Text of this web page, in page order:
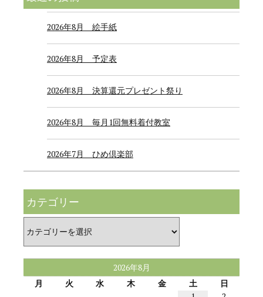
2026年8月 絵手紙
2026年8月 予定表
2026年8月 決算還元プレゼント祭り
2026年8月 毎月1回無料着付教室
2026年7月 ひめ倶楽部
カテゴリー
テ
ゴ
2026年8月
月
火 水 木 金 土
日